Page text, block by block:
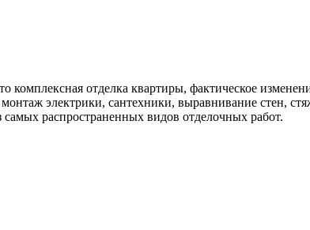
отделка квартиры, фактическое
электрики, сантехники, выравнивание стен,
самых распространенных видов отделочных работ.